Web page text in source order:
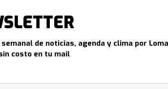
semanal de noticias, agenda y clima por
costo en tu mail